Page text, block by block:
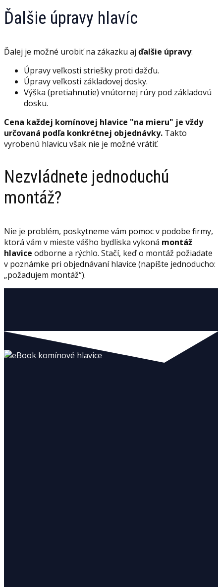
Ďalšie úpravy hlavíc
Ďalej je možné urobiť na zákazku aj ďalšie úpravy:
Úpravy veľkosti striešky proti dažďu.
Úpravy veľkosti základovej dosky.
Výška (pretiahnutie) vnútornej rúry pod základovú
dosku.
Cena každej komínovej hlavice "na mieru" je vždy
určovaná podľa konkrétnej objednávky. Takto
vyrobenú hlavicu však nie je možné vrátiť.
Nezvládnete jednoduchú
montáž?
Nie je problém, poskytneme vám pomoc v podobe firmy,
ktorá vám v mieste vášho bydliska vykoná montáž
hlavice odborne a rýchlo. Stačí, keď o montáž požiadate
v poznámke pri objednávaní hlavice (napíšte jednoducho:
„požadujem montáž“).